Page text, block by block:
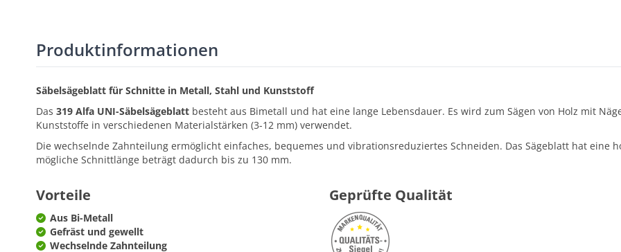
Produktinformationen
Säbelsägeblatt für Schnitte in Metall, Stahl und Kunststoff
Das 319 Alfa UNI-Säbelsägeblatt besteht aus Bimetall und hat eine lange Lebensdauer. Es wird zum Sägen von Holz mit
Kunststoffe in verschiedenen Materialstärken (3-12 mm) verwendet.
Die wechselnde Zahnteilung ermöglicht einfaches, bequemes und vibrationsreduziertes Schneiden. Das Sägeblatt hat eine
mögliche Schnittlänge beträgt dadurch bis zu 130 mm.
Vorteile
Aus Bi-Metall
Gefräst und gewellt
Wechselnde Zahnteilung
Geprüfte Qualität